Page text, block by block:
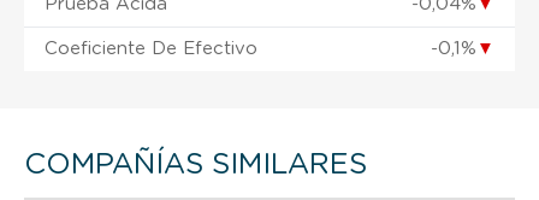
Prueba Ácida -0,04% ▼
Coeficiente De Efectivo -0,1% ▼
COMPAÑÍAS SIMILARES